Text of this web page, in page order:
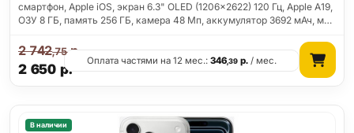
смартфон, Apple iOS, экран 6.3" OLED (1206x2622) 120 Гц, Apple A19,
ОЗУ 8 ГБ, память 256 ГБ, камера 48 Мп, аккумулятор 3692 мАч, м…
2 650 р.
2 742,75р.
Оплата частями на 12 мес.:346,39 р. / мес.
В наличии